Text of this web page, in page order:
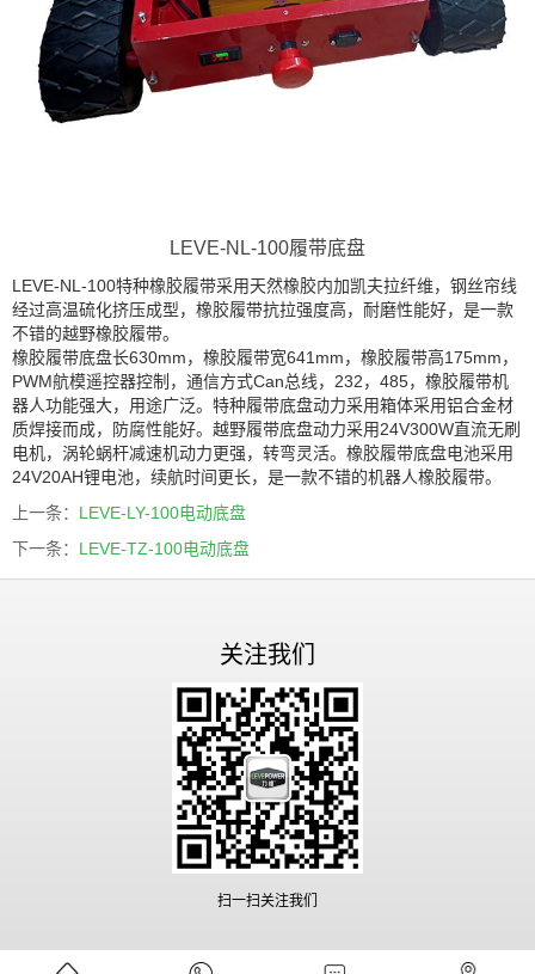
LEVE-NL-100履带底盘
LEVE-NL-100特种橡胶履带采用天然橡胶内加凯夫拉纤维，钢丝帘线
经过高温硫化挤压成型，橡胶履带抗拉强度高，耐磨性能好，是一款
不错的越野橡胶履带。
橡胶履带底盘长630mm，橡胶履带宽641mm，橡胶履带高175mm，
PWM航模遥控器控制，通信方式Can总线，232，485，橡胶履带机
器人功能强大，用途广泛。特种履带底盘动力采用箱体采用铝合金材
质焊接而成，防腐性能好。越野履带底盘动力采用24V300W直流无刷
电机，涡轮蜗杆减速机动力更强，转弯灵活。橡胶履带底盘电池采用
24V20AH锂电池，续航时间更长，是一款不错的机器人橡胶履带。
上一条： LEVE-LY-100电动底盘
下一条： LEVE-TZ-100电动底盘
关注我们
扫一扫关注我们